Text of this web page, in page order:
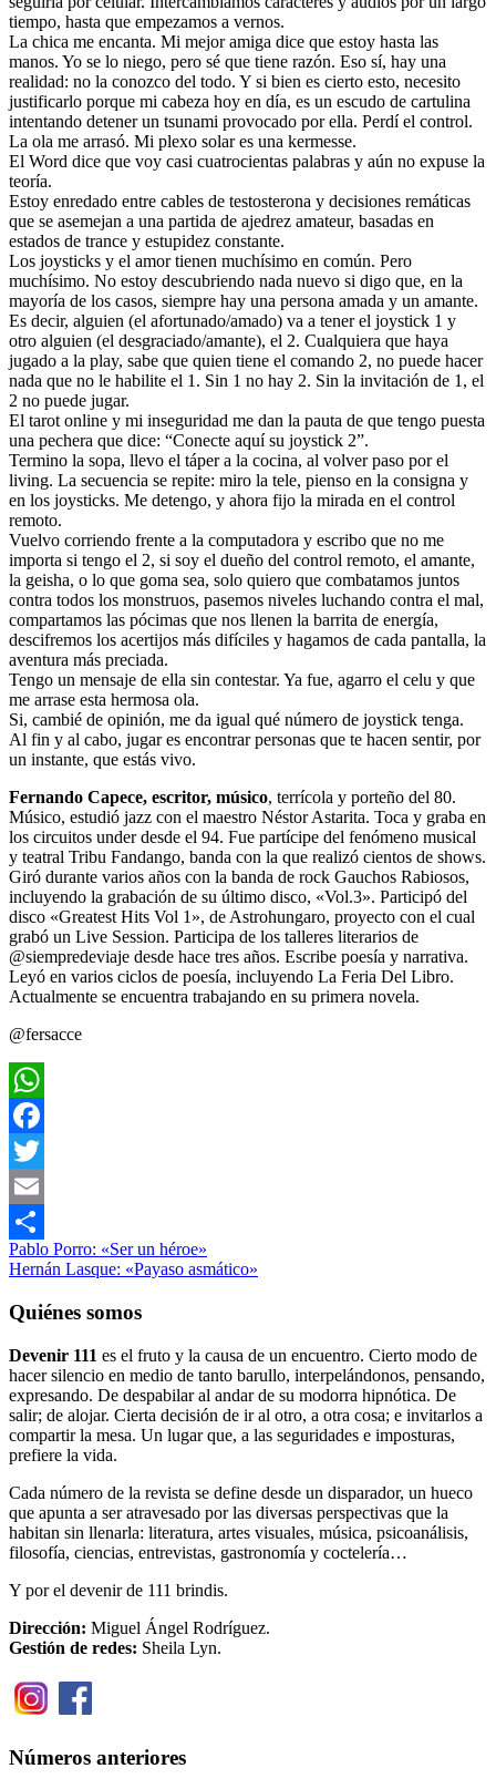
tiempo, hasta que empezamos a vernos.
La chica me encanta. Mi mejor amiga dice que estoy hasta las
manos. Yo se lo niego, pero sé que tiene razón. Eso sí, hay una
realidad: no la conozco del todo. Y si bien es cierto esto, necesito
justificarlo porque mi cabeza hoy en día, es un escudo de cartulina
intentando detener un tsunami provocado por ella. Perdí el control.
La ola me arrasó. Mi plexo solar es una kermesse.
El Word dice que voy casi cuatrocientas palabras y aún no expuse la
teoría.
Estoy enredado entre cables de testosterona y decisiones remáticas
que se asemejan a una partida de ajedrez amateur, basadas en
estados de trance y estupidez constante.
Los joysticks y el amor tienen muchísimo en común. Pero
muchísimo. No estoy descubriendo nada nuevo si digo que, en la
mayoría de los casos, siempre hay una persona amada y un amante.
Es decir, alguien (el afortunado/amado) va a tener el joystick 1 y
otro alguien (el desgraciado/amante), el 2. Cualquiera que haya
jugado a la play, sabe que quien tiene el comando 2, no puede hacer
nada que no le habilite el 1. Sin 1 no hay 2. Sin la invitación de 1, el
2 no puede jugar.
El tarot online y mi inseguridad me dan la pauta de que tengo puesta
una pechera que dice: “Conecte aquí su joystick 2”.
Termino la sopa, llevo el táper a la cocina, al volver paso por el
living. La secuencia se repite: miro la tele, pienso en la consigna y
en los joysticks. Me detengo, y ahora fijo la mirada en el control
remoto.
Vuelvo corriendo frente a la computadora y escribo que no me
importa si tengo el 2, si soy el dueño del control remoto, el amante,
la geisha, o lo que goma sea, solo quiero que combatamos juntos
contra todos los monstruos, pasemos niveles luchando contra el mal,
compartamos las pócimas que nos llenen la barrita de energía,
descifremos los acertijos más difíciles y hagamos de cada pantalla, la
aventura más preciada.
Tengo un mensaje de ella sin contestar. Ya fue, agarro el celu y que
me arrase esta hermosa ola.
Si, cambié de opinión, me da igual qué número de joystick tenga.
Al fin y al cabo, jugar es encontrar personas que te hacen sentir, por
un instante, que estás vivo.
Fernando Capece, escritor, músico, terrícola y porteño del 80.
Músico, estudió jazz con el maestro Néstor Astarita. Toca y graba en
los circuitos under desde el 94. Fue partícipe del fenómeno musical
y teatral Tribu Fandango, banda con la que realizó cientos de shows.
Giró durante varios años con la banda de rock Gauchos Rabiosos,
incluyendo la grabación de su último disco, «Vol.3». Participó del
disco «Greatest Hits Vol 1», de Astrohungaro, proyecto con el cual
grabó un Live Session. Participa de los talleres literarios de
@siempredeviaje desde hace tres años. Escribe poesía y narrativa.
Leyó en varios ciclos de poesía, incluyendo La Feria Del Libro.
Actualmente se encuentra trabajando en su primera novela.
@fersacce
WhatsApp
Facebook
Twitter
Email
Compartir
Relato
devenir111Fernando
Capece jugarrelatoTeoría
joystick
Navegación
de
entradas
Entrada
anterior:
Pablo Porro: «Ser un héroe»
Siguiente
Hernán Lasque: «Payaso asmático»
Quiénes somos
Devenir 111 es el fruto y la causa de un encuentro. Cierto modo de
hacer silencio en medio de tanto barullo, interpelándonos, pensando,
expresando. De despabilar al andar de su modorra hipnótica. De
salir; de alojar. Cierta decisión de ir al otro, a otra cosa; e invitarlos a
compartir la mesa. Un lugar que, a las seguridades e imposturas,
prefiere la vida.
Cada número de la revista se define desde un disparador, un hueco
que apunta a ser atravesado por las diversas perspectivas que la
habitan sin llenarla: literatura, artes visuales, música, psicoanálisis,
filosofía, ciencias, entrevistas, gastronomía y coctelería…
Y por el devenir de 111 brindis.
Dirección: Miguel Ángel Rodríguez.
Gestión de redes: Sheila Lyn.
Números anteriores